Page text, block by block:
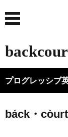
プログレッシブ
báck・còurt